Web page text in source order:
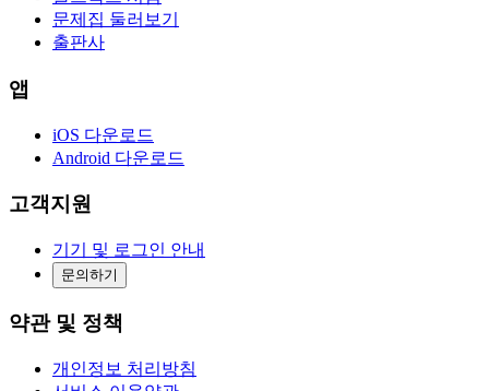
문제집 둘러보기
출판사
앱
iOS 다운로드
Android 다운로드
고객지원
기기 및 로그인 안내
문의하기
약관 및 정책
개인정보 처리방침